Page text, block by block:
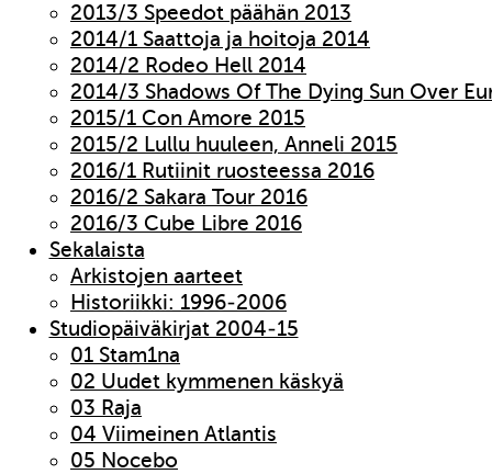
2013/3 Speedot päähän 2013
2014/1 Saattoja ja hoitoja 2014
2014/2 Rodeo Hell 2014
2014/3 Shadows Of The Dying Sun Over
2015/1 Con Amore 2015
2015/2 Lullu huuleen, Anneli 2015
2016/1 Rutiinit ruosteessa 2016
2016/2 Sakara Tour 2016
2016/3 Cube Libre 2016
Sekalaista
Arkistojen aarteet
Historiikki: 1996-2006
Studiopäiväkirjat 2004-15
01 Stam1na
02 Uudet kymmenen käskyä
03 Raja
04 Viimeinen Atlantis
05 Nocebo